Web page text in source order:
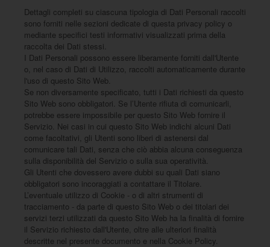
Dettagli completi su ciascuna tipologia di Dati Personali raccolti
sono forniti nelle sezioni dedicate di questa privacy policy o
mediante specifici testi informativi visualizzati prima della
raccolta dei Dati stessi.
I Dati Personali possono essere liberamente forniti dall'Utente
o, nel caso di Dati di Utilizzo, raccolti automaticamente durante
l'uso di questo Sito Web.
Se non diversamente specificato, tutti i Dati richiesti da questo
Sito Web sono obbligatori. Se l’Utente rifiuta di comunicarli,
potrebbe essere impossibile per questo Sito Web fornire il
Servizio. Nei casi in cui questo Sito Web indichi alcuni Dati
come facoltativi, gli Utenti sono liberi di astenersi dal
comunicare tali Dati, senza che ciò abbia alcuna conseguenza
sulla disponibilità del Servizio o sulla sua operatività.
Gli Utenti che dovessero avere dubbi su quali Dati siano
obbligatori sono incoraggiati a contattare il Titolare.
L’eventuale utilizzo di Cookie - o di altri strumenti di
tracciamento - da parte di questo Sito Web o dei titolari dei
servizi terzi utilizzati da questo Sito Web ha la finalità di fornire
il Servizio richiesto dall'Utente, oltre alle ulteriori finalità
descritte nel presente documento e nella Cookie Policy.